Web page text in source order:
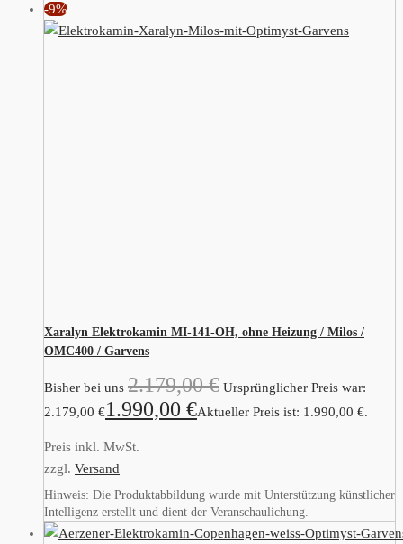
-9%
Xaralyn Elektrokamin MI-141-OH, ohne Heizung / Milos /
OMC400 / Garvens
Bisher bei uns 2.179,00€ Ursprünglicher Preis war:
2.179,00 €1.990,00 €Aktueller Preis ist: 1.990,00 €.
Preis inkl. MwSt.
zzgl. Versand
Hinweis: Die Produktabbildung wurde mit Unterstützung künstlicher
Intelligenz erstellt und dient der Veranschaulichung.